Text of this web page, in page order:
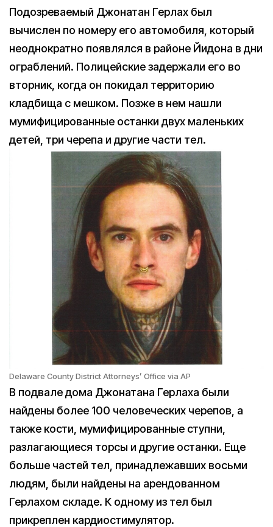
Подозреваемый Джонатан Герлах был
вычислен по номеру его автомобиля, который
неоднократно появлялся в районе Йидона в дни
ограблений. Полицейские задержали его во
вторник, когда он покидал территорию
кладбища с мешком. Позже в нем нашли
мумифицированные останки двух маленьких
детей, три черепа и другие части тел.
Delaware County District Attorneys’ Office via AP
В подвале дома Джонатана Герлаха были
найдены более 100 человеческих черепов, а
также кости, мумифицированные ступни,
разлагающиеся торсы и другие останки. Еще
больше частей тел, принадлежавших восьми
людям, были найдены на арендованном
Герлахом складе. К одному из тел был
прикреплен кардиостимулятор.